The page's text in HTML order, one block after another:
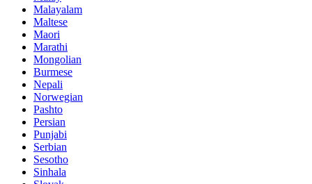
Malayalam
Maltese
Maori
Marathi
Mongolian
Burmese
Nepali
Norwegian
Pashto
Persian
Punjabi
Serbian
Sesotho
Sinhala